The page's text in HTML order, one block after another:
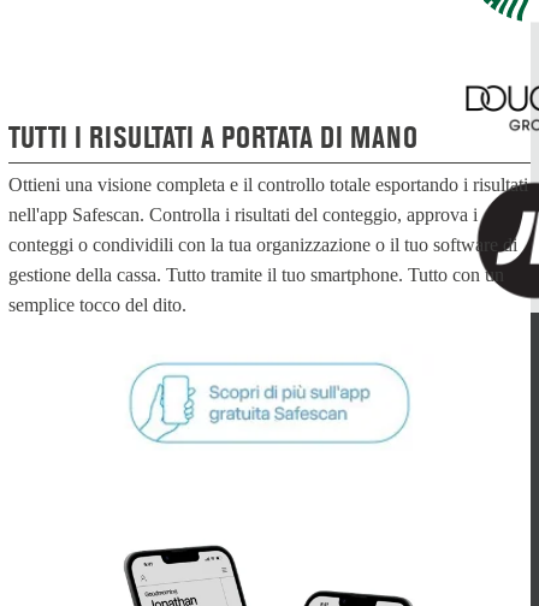
TUTTI I RISULTATI A PORTATA DI MANO
Ottieni una visione completa e il controllo totale esportando i risultati
nell'app Safescan. Controlla i risultati del conteggio, approva i
conteggi o condividili con la tua organizzazione o il tuo software di
gestione della cassa. Tutto tramite il tuo smartphone. Tutto con un
semplice tocco del dito.